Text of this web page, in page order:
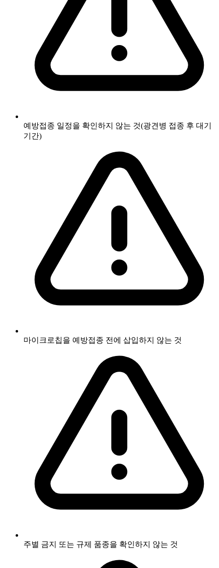
예방접종 일정을 확인하지 않는 것(광견병 접종 후 대기
기간)
마이크로칩을 예방접종 전에 삽입하지 않는 것
주별 금지 또는 규제 품종을 확인하지 않는 것